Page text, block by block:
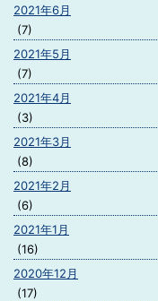
2021年6月
(7)
2021年5月
(7)
2021年4月
(3)
2021年3月
(8)
2021年2月
(6)
2021年1月
(16)
2020年12月
(17)